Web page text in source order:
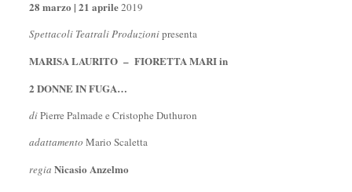
28 marzo | 21 aprile2019
Spettacoli Teatrali Produzionipresenta
MARISA LAURITO – FIORETTA MARI in
2 DONNE IN FUGA…
diPierre Palmade e Cristophe Duthuron
adattamento Mario Scaletta
regia Nicasio Anzelmo